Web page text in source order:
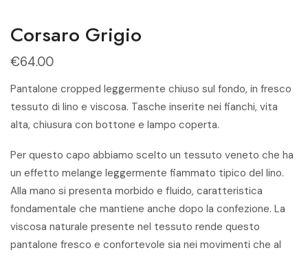
Corsaro Grigio
€64.00
Pantalone cropped leggermente chiuso sul fondo, in fresco
tessuto di lino e viscosa. Tasche inserite nei fianchi, vita
alta, chiusura con bottone e lampo coperta.
Per questo capo abbiamo scelto un tessuto veneto che ha
un effetto melange leggermente fiammato tipico del lino.
Alla mano si presenta morbido e fluido, caratteristica
fondamentale che mantiene anche dopo la confezione. La
viscosa naturale presente nel tessuto rende questo
pantalone fresco e confortevole sia nei movimenti che al